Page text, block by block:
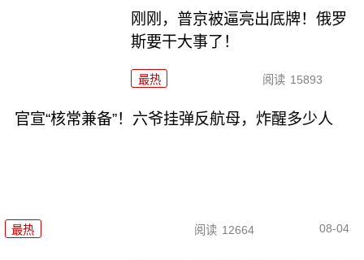
刚刚，普京被逼亮出底牌！俄罗
斯要干大事了！
最热 阅读 15893
官宣“核常兼备”！六爷挂弹反航母，炸醒多少人
最热 阅读 12664 08-04